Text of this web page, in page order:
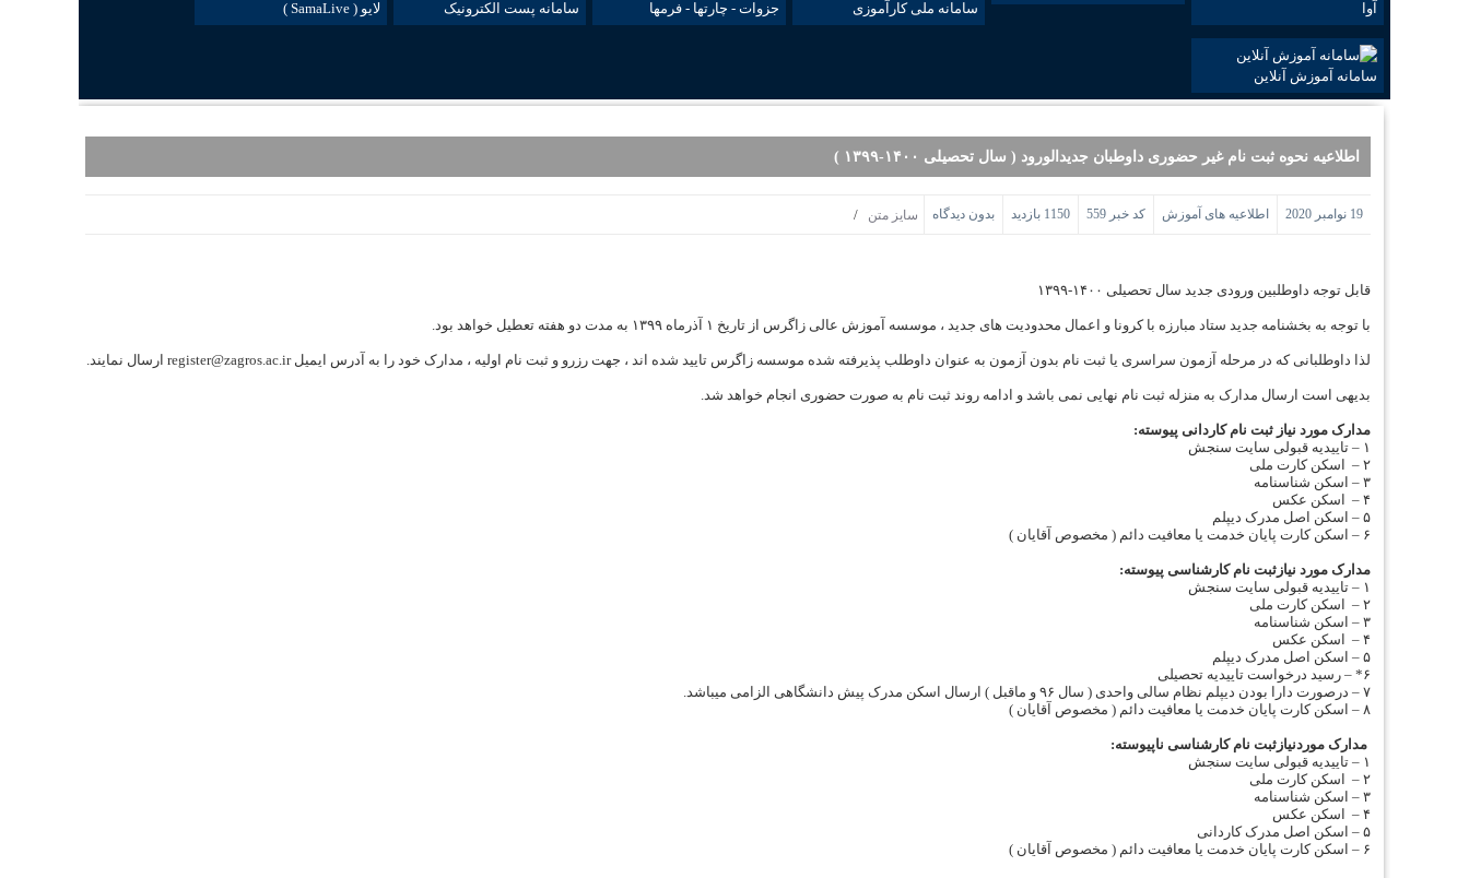
آوا سامانه ملی کارآموزی جزوات - چارتها - فرمها سامانه پست الکترونیک لایو ( SamaLive )
سامانه آموزش آنلاین
اطلاعیه نحوه ثبت نام غیر حضوری داوطبان جدیدالورود ( سال تحصیلی ۱۴۰۰-۱۳۹۹ )
19 نوامبر 2020 اطلاعیه های آموزش کد خبر 559 1150 بازدید بدون دیدگاه سایز متن /
قابل توجه داوطلبین ورودی جدید سال تحصیلی ۱۴۰۰-۱۳۹۹
با توجه به بخشنامه جدید ستاد مبارزه با کرونا و اعمال محدودیت های جدید ، موسسه آموزش عالی زاگرس از تاریخ ۱ آذرماه ۱۳۹۹ به مدت دو هفته تعطیل خواهد بود.
لذا داوطلبانی که در مرحله آزمون سراسری یا ثبت نام بدون آزمون به عنوان داوطلب پذیرفته شده موسسه زاگرس تایید شده اند ، جهت رزرو و ثبت نام اولیه ، مدارک خود را به آدرس ایمیل register@zagros.ac.ir ارسال نمایند.
بدیهی است ارسال مدارک به منزله ثبت نام نهایی نمی باشد و ادامه روند ثبت نام به صورت حضوری انجام خواهد شد.
مدارک مورد نیاز ثبت نام کاردانی پیوسته:
۱ – تاییدیه قبولی سایت سنجش
۲ – اسکن کارت ملی
۳ – اسکن شناسنامه
۴ – اسکن عکس
۵ – اسکن اصل مدرک دیپلم
۶ – اسکن کارت پایان خدمت یا معافیت دائم ( مخصوص آقایان )
مدارک مورد نیازثبت نام کارشناسی پیوسته:
۱ – تاییدیه قبولی سایت سنجش
۲ – اسکن کارت ملی
۳ – اسکن شناسنامه
۴ – اسکن عکس
۵ – اسکن اصل مدرک دیپلم
۶* – رسید درخواست تاییدیه تحصیلی
۷ – درصورت دارا بودن دیپلم نظام سالی واحدی ( سال ۹۶ و ماقبل ) ارسال اسکن مدرک پیش دانشگاهی الزامی میباشد.
۸ – اسکن کارت پایان خدمت یا معافیت دائم ( مخصوص آقایان )
مدارک موردنیازثبت نام کارشناسی ناپیوسته:
۱ – تاییدیه قبولی سایت سنجش
۲ – اسکن کارت ملی
۳ – اسکن شناسنامه
۴ – اسکن عکس
۵ – اسکن اصل مدرک کاردانی
۶ – اسکن کارت پایان خدمت یا معافیت دائم ( مخصوص آقایان )